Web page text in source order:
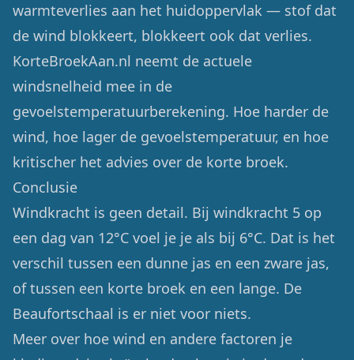
warmteverlies aan het huidoppervlak — stof dat
de wind blokkeert, blokkeert ook dat verlies.
KorteBroekAan.nl neemt de actuele
windsnelheid mee in de
gevoelstemperatuurberekening. Hoe harder de
wind, hoe lager de gevoelstemperatuur, en hoe
kritischer het advies over de korte broek.
Conclusie
Windkracht is geen detail. Bij windkracht 5 op
een dag van 12°C voel je je als bij 6°C. Dat is het
verschil tussen een dunne jas en een zware jas,
of tussen een korte broek en een lange. De
Beaufortschaal is er niet voor niets.
Meer over hoe wind en andere factoren je